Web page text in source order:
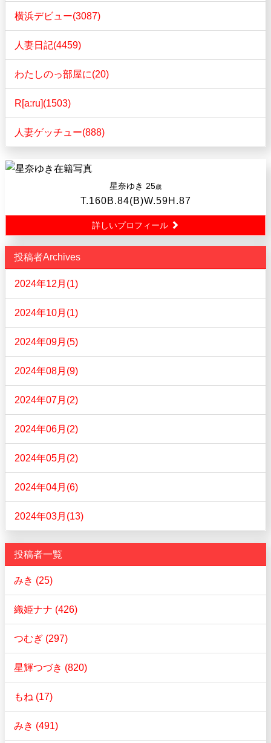
横浜デビュー(3087)
人妻日記(4459)
わたしのっ部屋に(20)
R[a:ru](1503)
人妻ゲッチュー(888)
星奈ゆき 25歳
T.160B.84(B)W.59H.87
詳しいプロフィール
投稿者Archives
2024年12月(1)
2024年10月(1)
2024年09月(5)
2024年08月(9)
2024年07月(2)
2024年06月(2)
2024年05月(2)
2024年04月(6)
2024年03月(13)
投稿者一覧
みき (25)
織姫ナナ (426)
つむぎ (297)
星輝つづき (820)
もね (17)
みき (491)